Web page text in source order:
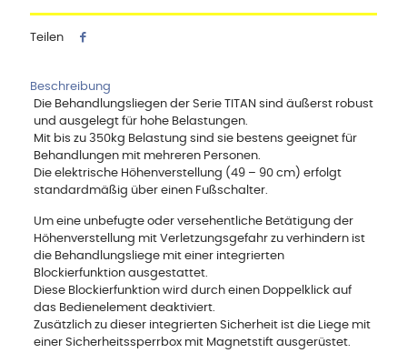
Teilen
Beschreibung
Die Behandlungsliegen der Serie TITAN sind äußerst robust
und ausgelegt für hohe Belastungen.
Mit bis zu 350kg Belastung sind sie bestens geeignet für
Behandlungen mit mehreren Personen.
Die elektrische Höhenverstellung (49 – 90 cm) erfolgt
standardmäßig über einen Fußschalter.
Um eine unbefugte oder versehentliche Betätigung der
Höhenverstellung mit Verletzungsgefahr zu verhindern ist
die Behandlungsliege mit einer integrierten
Blockierfunktion ausgestattet.
Diese Blockierfunktion wird durch einen Doppelklick auf
das Bedienelement deaktiviert.
Zusätzlich zu dieser integrierten Sicherheit ist die Liege mit
einer Sicherheitssperrbox mit Magnetstift ausgerüstet.